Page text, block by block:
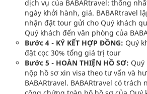
dịch vụ của BABARtravel: thống
ngày khởi hành, giá. BABARtravel
nhận đặt tour gửi cho Quý khách
Quý khách đến văn phòng của
Bước 4 - KÝ KẾT HỢP ĐỒNG: Quý
đặt cọc 30% tổng giá trị tour
Bước 5 - HOÀN THIỆN HỒ SƠ: Quý
nộp hồ sơ xin visa theo tư vấn và
BABARtravel. BABARtravel có